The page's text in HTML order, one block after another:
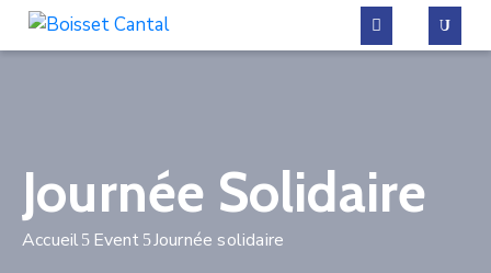
Vivre
à
Boisset
Journée Solidaire
Accueil Event Journée solidaire